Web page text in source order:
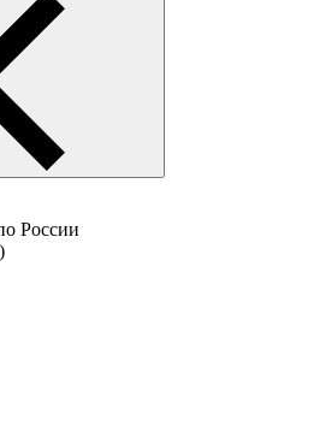
России